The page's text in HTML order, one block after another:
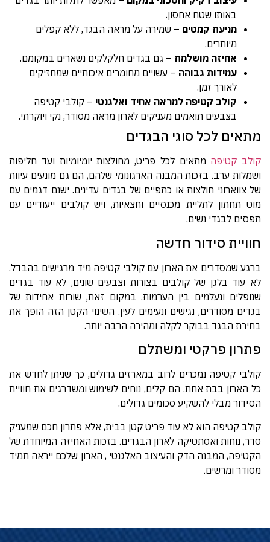
באותו שטח אחסון.
מניעת קמטים – שמירה על מראה הבגד, ללא קפלים
מיותרים.
אחיזה מושלמת – גם בגדים חלקלקים נשארים במקומם.
עמידות גבוהה – עשויים מחומרים איכותיים שמחזיקים
לאורך זמן.
קולב קטיפה למראה אחיד ואלגנטי – קולבי קטיפה
בצבעים תואמים מעניקים לארון מראה מסודר, נקי ויוקרתי.
מתאים לכל סוגי הבגדים
קולב קטיפה מתאים לכל פריט, מחולצות יומיומיות ועד חליפות
ושמלות ערב. בזכות המבנה הארגונומי שלהם, הם גם מונעים עיוות
של צווארוני חולצות או כתפיים של בגדים עדינים. ישנם דגמים עם
מוט תחתון לתליית מכנסיים וחצאיות, ויש קולבים ייעודיים עם
תפסים לבגדי נשים.
חוויית סידור חדשה
ברגע שמסדרים את הארון עם קולבי קטיפה מיד מרגישים בהבדל.
לא עוד בלגן של קולבים בצורות וצבעים שונים, לא עוד בגדים
שנופלים ונעלמים בין הערמות. במקום זאת, שורות אחידות של
בגדים מסודרים, נגישים ונעימים לעין. השינוי הקטן הזה הופך את
בחירת הבגד בבוקר לקלה ומהירה הרבה יותר.
פתרון פרקטי ומשתלם
קולבי קטיפה נמכרים לרוב במארזים גדולים, כך שניתן לחדש את
כל הארון בבת אחת. הם קלים, נוחים לשימוש ומשדרגים את חוויית
הסידור מבלי להשקיע סכומים גדולים.
קולב קטיפה הוא לא עוד פריט קטן בבית, אלא פתרון חכם שמעניק
סדר, נוחות ואסתטיקה לארון הבגדים. בזכות האחיזה המיוחדת של
הקטיפה, המבנה הדק והעיצוב האלגנטי , הארון שלכם ייראה תמיד
מסודר ומרשים.